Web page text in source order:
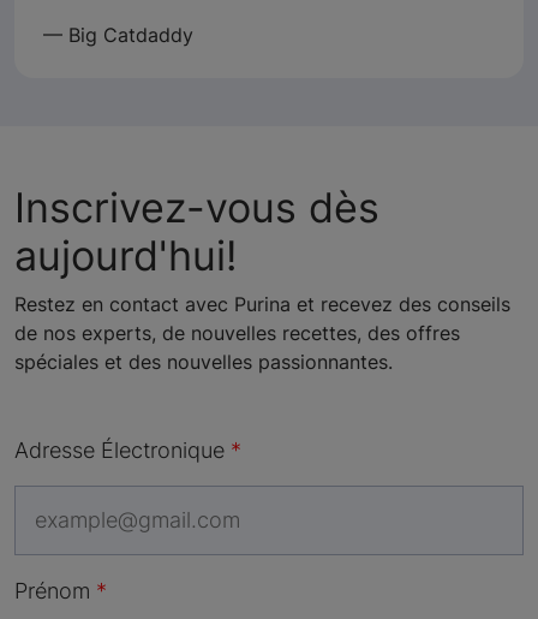
— Big Catdaddy
Inscrivez-vous dès
aujourd'hui!
Restez en contact avec Purina et recevez des conseils
de nos experts, de nouvelles recettes, des offres
spéciales et des nouvelles passionnantes.
Adresse Électronique
Prénom